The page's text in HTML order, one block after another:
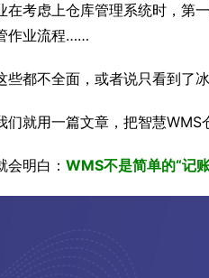
在考虑上仓库管理系统时，第
作业流程……
些都不全面，或者说只看到了冰
们就用一篇文章，把智慧
会明白： WMS不是简单的“记